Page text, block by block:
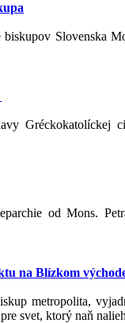
Slovenska
Gréckokatolíckej
od Mons.
na Blízkom
metropolita,
svet, ktorý naň